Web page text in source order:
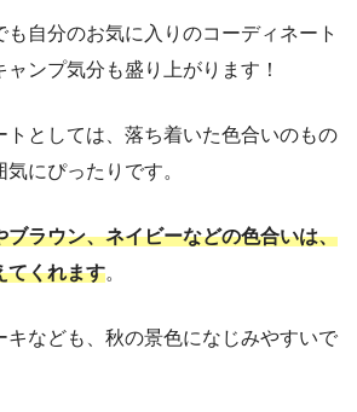
も自分のお気に入りのコーディネート
ンプ気分も盛り上がります！
トとしては、落ち着いた色合いのもの
にぴったりです。
ブラウン、ネイビーなどの色合いは、
てくれます。
キなども、秋の景色になじみやすいで